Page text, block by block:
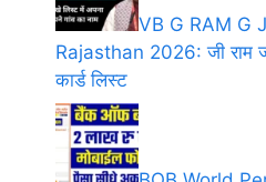
VB G RAM G
Rajasthan 2026: जी राम
कार्ड लिस्ट